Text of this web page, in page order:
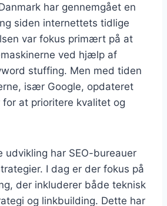
har gennemgået en
siden internettets tidlige
var fokus primært på at
ved hjælp af
stuffing. Men med tiden
især Google, opdateret
at prioritere kvalitet og
udvikling har SEO-bureauer
I dag er der fokus på
der inkluderer både teknisk
og linkbuilding. Dette har